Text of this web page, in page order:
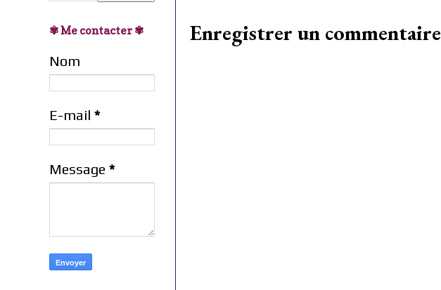
Enregistrer un commentaire
✾ Me contacter ✾
Nom
E-mail *
Message *